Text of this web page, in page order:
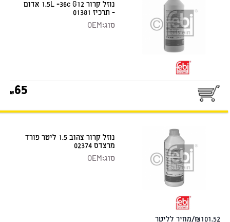
נוזל קרור 1.5L -36c G12 אדום
- תרכיז 01381
סוג:OEM
65
נוזל קרור צהוב 1.5 ליטר פורד
מרצדס 02374
סוג:OEM
101.52/מחיר לליטר